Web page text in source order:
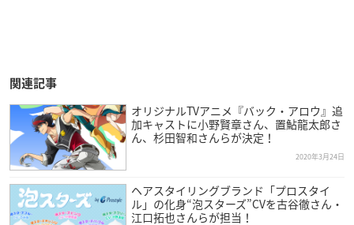
関連記事
オリジナルTVアニメ『バック・アロウ』追
加キャストに小野賢章さん、置鮎龍太郎さ
ん、杉田智和さんらが決定！
2020年3月24日
ヘアスタイリングブランド「プロスタイ
ル」の化身“泡スターズ”CVを古谷徹さん・
江口拓也さんらが担当！